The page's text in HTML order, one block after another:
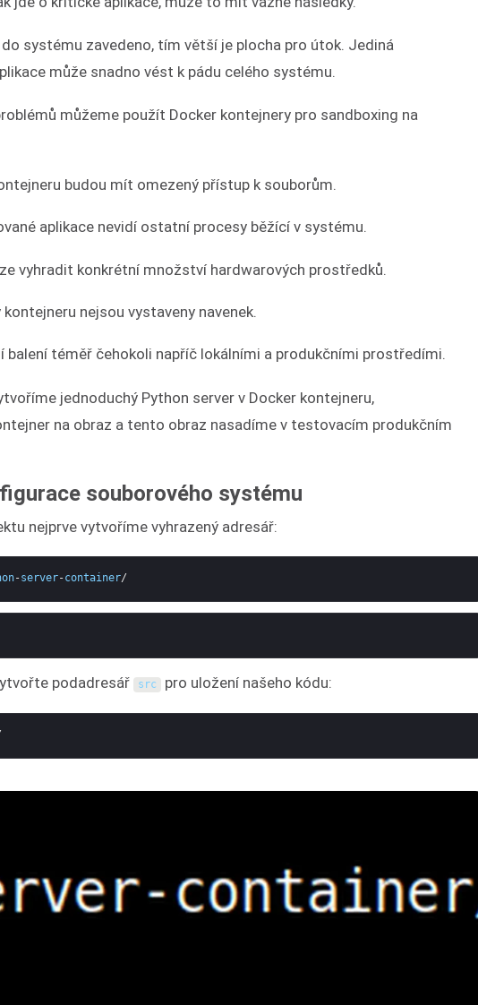
systému zavedeno, tím větší je plocha pro útok. Jediná
může snadno vést k pádu celého systému.
můžeme použít Docker kontejnery pro sandboxing na
budou mít omezený přístup k souborům.
aplikace nevidí ostatní procesy běžící v systému.
vyhradit konkrétní množství hardwarových prostředků.
nejsou vystaveny navenek.
balení téměř čehokoli napříč lokálními a produkčními prostředími.
jednoduchý Python server v Docker kontejneru,
na obraz a tento obraz nasadíme v testovacím produkčním
souborového systému
nejprve vytvoříme vyhrazený adresář:
-server-container/
podadresář src pro uložení našeho kódu: